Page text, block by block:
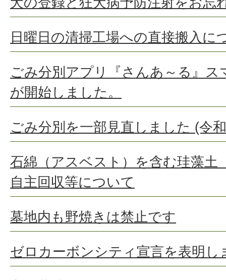
日曜日の清掃工場への直接搬入に
ごみ分別アプリ『さんあ～る』ス
が開始しました。
ごみ分別を一部見直しました (令
石綿（アスベスト）を含む珪藻土
自主回収等について
墓地内も野焼きは禁止です
ゼロカーボンシティ宣言を表明し